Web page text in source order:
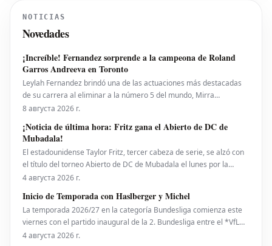
NOTICIAS
Novedades
¡Increíble! Fernandez sorprende a la campeona de Roland
Garros Andreeva en Toronto
Leylah Fernandez brindó una de las actuaciones más destacadas
de su carrera al eliminar a la número 5 del mundo, Mirra
Andreeva, con un contundente 6-1, 6-4 el viernes por la noche. Con
Bank Open presentado por Rogers en Toront
8 августа 2026 г.
¡Noticia de última hora: Fritz gana el Abierto de DC de
Mubadala!
El estadounidense Taylor Fritz, tercer cabeza de serie, se alzó con
el título del torneo Abierto de DC de Mubadala el lunes por la
noche, tras derrotar al español Rafael Jodar por 7-6 (2), 6-4. Este es
10 del ranking mundial, habí
4 августа 2026 г.
Inicio de Temporada con Haslberger y Michel
La temporada 2026/27 en la categoría Bundesliga comienza este
viernes con el partido inaugural de la 2. Bundesliga entre el *VfL
Bochum* y el *Hertha BSC*. El encuentro será dirigido por
4 августа 2026 г.